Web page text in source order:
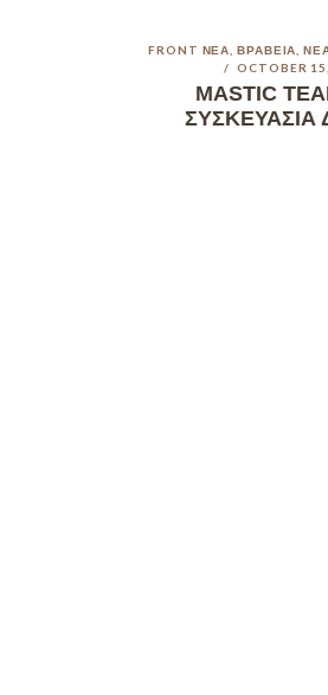
FRONT ΝΈΑ ,ΒΡΑΒΕΊΑ ,
OCTOBER
MASTIC
ΣΥΣΚΕΥΑΣΊΑ